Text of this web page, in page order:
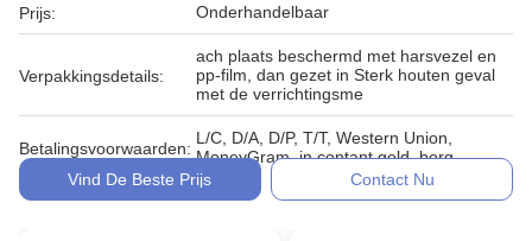
Prijs: Onderhandelbaar
Verpakkingsdetails:
ach plaats beschermd met harsvezel en
pp-film, dan gezet in Sterk houten geval
met de verrichtingsme
Betalingsvoorwaarden:
L/C, D/A, D/P, T/T, Western Union,
MoneyGram, in contant geld, borg
Vind De Beste Prijs
Contact Nu